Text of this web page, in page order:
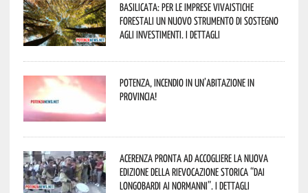
Basilicata: per le imprese vivaistiche
forestali un nuovo strumento di sostegno
agli investimenti. I dettagli
Potenza, incendio in un’abitazione in
provincia!
Acerenza pronta ad accogliere la nuova
edizione della rievocazione storica “Dai
Longobardi ai Normanni”. I dettagli